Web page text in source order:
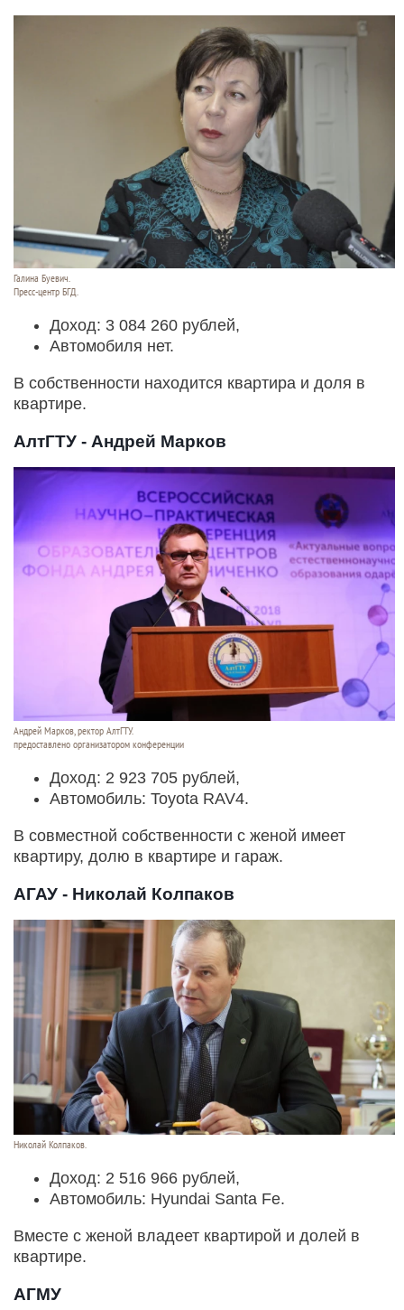
Галина Буевич.
Пресс-центр БГД.
Доход: 3 084 260 рублей,
Автомобиля нет.
В собственности находится квартира и доля в
квартире.
АлтГТУ - Андрей Марков
Андрей Марков, ректор АлтГТУ.
предоставлено организатором конференции
Доход: 2 923 705 рублей,
Автомобиль: Toyota RAV4.
В совместной собственности с женой имеет
квартиру, долю в квартире и гараж.
АГАУ - Николай Колпаков
Николай Колпаков.
Доход: 2 516 966 рублей,
Автомобиль: Hyundai Santa Fe.
Вместе с женой владеет квартирой и долей в
квартире.
АГМУ